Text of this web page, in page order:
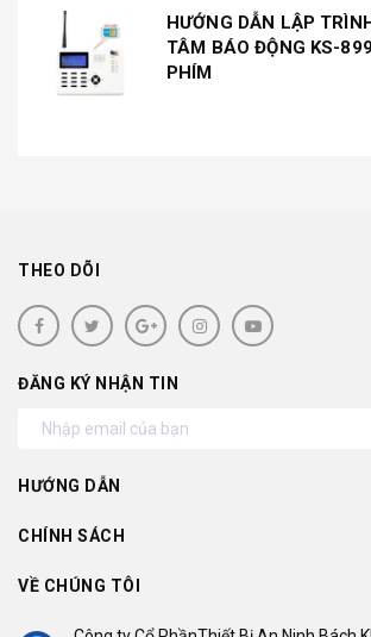
HƯỚNG DẪN LẬP
TÂM BÁO ĐỘNG KS-
PHÍM
THEO DÕI
ĐĂNG KÝ NHẬN TIN
HƯỚNG DẪN
CHÍNH SÁCH
VỀ CHÚNG TÔI